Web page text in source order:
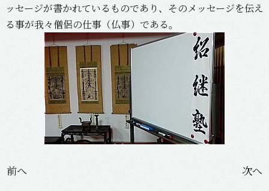
ッセージが書かれているものであり、そのメッセージを伝え
る事が我々僧侶の仕事（仏事）である。
投
前へ 次へ